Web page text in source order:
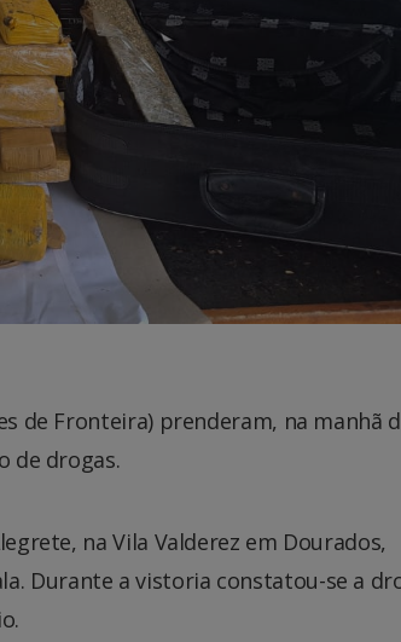
de Fronteira) prenderam, na manhã
de drogas.
na Vila Valderez em Dourados,
Durante a vistoria constatou-se a